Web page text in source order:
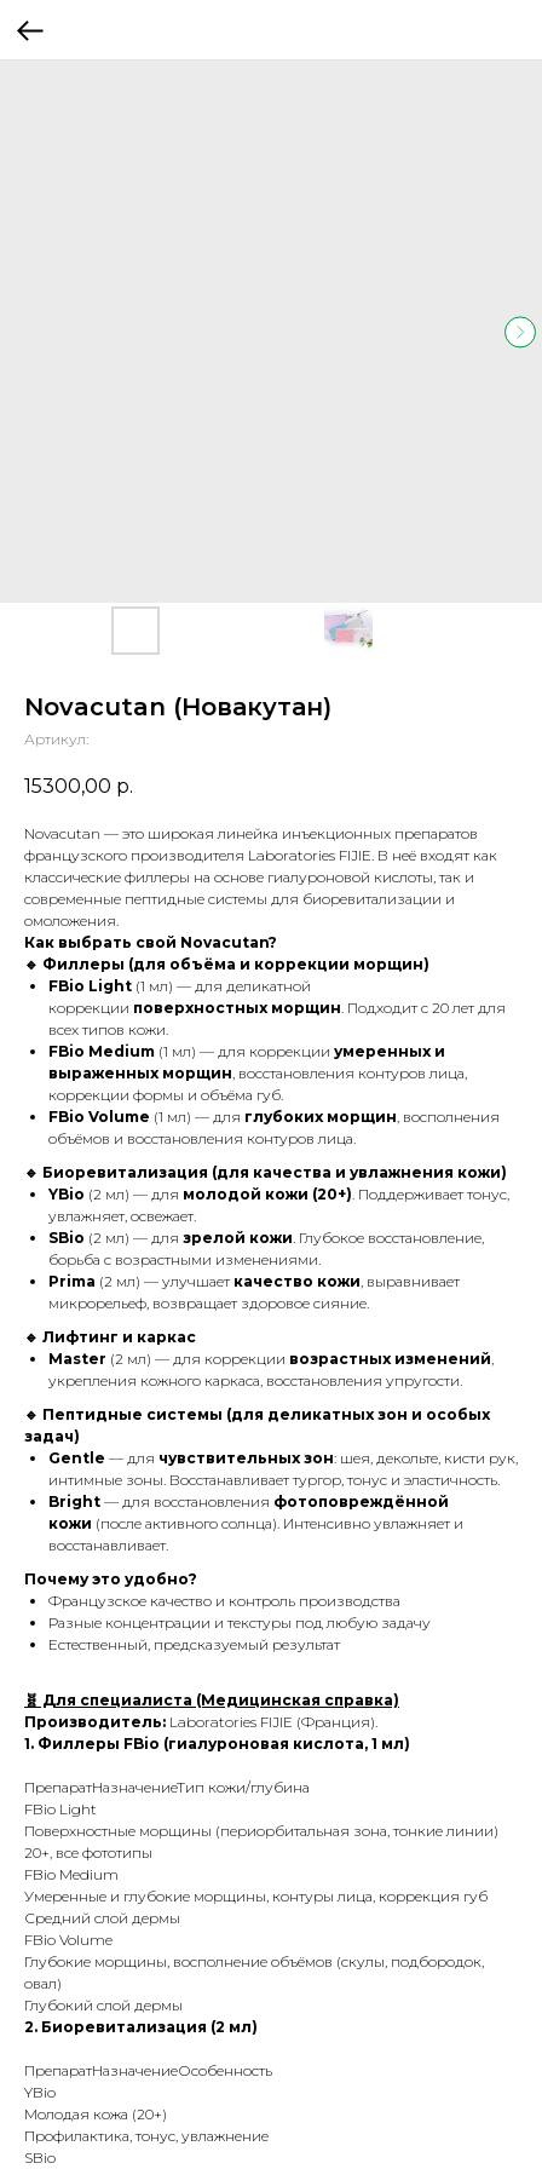
Novacutan (Новакутан)
Артикул:
15300,00 р.
Novacutan — это широкая линейка инъекционных препаратов
французского производителя Laboratories FIJIE. В неё входят как
классические филлеры на основе гиалуроновой кислоты, так и
современные пептидные системы для биоревитализации и
омоложения.
Как выбрать свой Novacutan?
🔹 Филлеры (для объёма и коррекции морщин)
FBio Light (1 мл) — для деликатной
коррекции поверхностных морщин. Подходит с 20 лет для
всех типов кожи.
FBio Medium (1 мл) — для коррекции умеренных и
выраженных морщин, восстановления контуров лица,
коррекции формы и объёма губ.
FBio Volume (1 мл) — для глубоких морщин, восполнения
объёмов и восстановления контуров лица.
🔹 Биоревитализация (для качества и увлажнения кожи)
YBio (2 мл) — для молодой кожи (20+). Поддерживает тонус,
увлажняет, освежает.
SBio (2 мл) — для зрелой кожи. Глубокое восстановление,
борьба с возрастными изменениями.
Prima (2 мл) — улучшает качество кожи, выравнивает
микрорельеф, возвращает здоровое сияние.
🔹 Лифтинг и каркас
Master (2 мл) — для коррекции возрастных изменений,
укрепления кожного каркаса, восстановления упругости.
🔹 Пептидные системы (для деликатных зон и особых
задач)
Gentle — для чувствительных зон: шея, декольте, кисти рук,
интимные зоны. Восстанавливает тургор, тонус и эластичность.
Bright — для восстановления фотоповреждённой
кожи (после активного солнца). Интенсивно увлажняет и
восстанавливает.
Почему это удобно?
Французское качество и контроль производства
Разные концентрации и текстуры под любую задачу
Естественный, предсказуемый результат
🧬 Для специалиста (Медицинская справка)
Производитель: Laboratories FIJIE (Франция).
1. Филлеры FBio (гиалуроновая кислота, 1 мл)
ПрепаратНазначениеТип кожи/глубина
FBio Light
Поверхностные морщины (периорбитальная зона, тонкие линии)
20+, все фототипы
FBio Medium
Умеренные и глубокие морщины, контуры лица, коррекция губ
Средний слой дермы
FBio Volume
Глубокие морщины, восполнение объёмов (скулы, подбородок,
овал)
Глубокий слой дермы
2. Биоревитализация (2 мл)
ПрепаратНазначениеОсобенность
YBio
Молодая кожа (20+)
Профилактика, тонус, увлажнение
SBio